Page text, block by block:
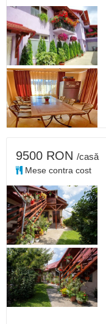
9500 RON /casă
Mese contra cost